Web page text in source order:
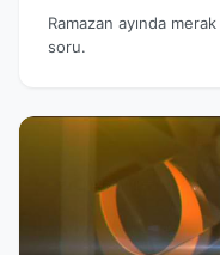
Ramazan ayında
soru.